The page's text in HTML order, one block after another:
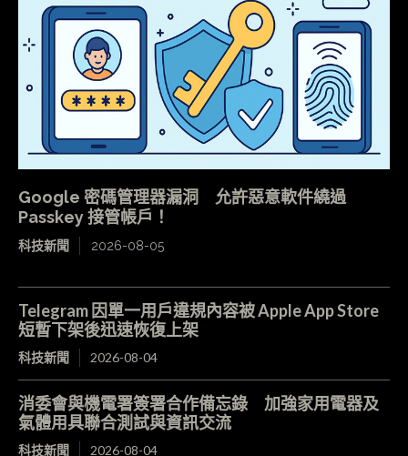
Google 密碼管理器漏洞 允許惡意軟件繞過
Passkey 接管帳戶！
科技新聞 2026-08-05
Telegram 因單一用戶違規內容被 Apple App Store
短暫下架後迅速恢復上架
科技新聞 2026-08-04
消委會與機電署簽署合作備忘錄 加強家用電器及
氣體用具聯合測試與資訊交流
科技新聞 2026-08-04